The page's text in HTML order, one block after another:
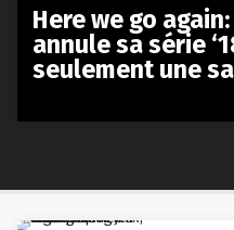
Here we go
annule sa série
seulement une